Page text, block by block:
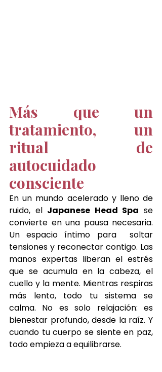
Más que un
tratamiento, un
ritual de
autocuidado
consciente
En un mundo acelerado y lleno de
ruido, el Japanese Head Spa se
convierte en una pausa necesaria.
Un espacio íntimo para  soltar
tensiones y reconectar contigo. Las
manos expertas liberan el estrés
que se acumula en la cabeza, el
cuello y la mente. Mientras respiras
más lento, todo tu sistema se
calma. No es solo relajación: es
bienestar profundo, desde la raíz. Y
cuando tu cuerpo se siente en paz,
todo empieza a equilibrarse.